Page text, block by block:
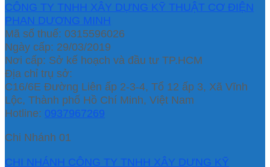
CÔNG TY TNHH XÂY DỰNG KỸ THUẬT CƠ ĐIỆN
PHAN DƯƠNG MINH
Mã số thuế: 0315596026
Ngày cấp: 29/03/2019
Nơi cấp: Sở kế hoạch và đầu tư TP.HCM
Địa chỉ trụ sở:
C16/6E Đường Liên ấp 2-3-4, Tổ 12 ấp 3, Xã Vĩnh
Lộc, Thành phố Hồ Chí Minh, Việt Nam
Hotline: 0937967269
Chi Nhánh 01
CHI NHÁNH CÔNG TY TNHH XÂY DỰNG KỸ